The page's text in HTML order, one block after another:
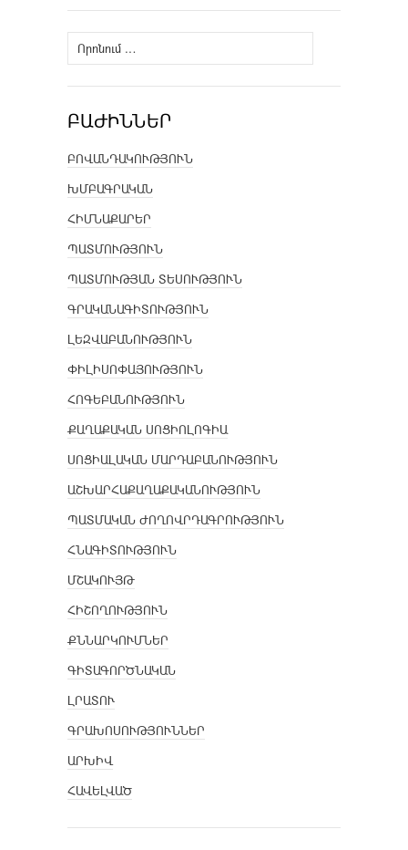
Որոնել՝
ԲԱԺԻՆՆԵՐ
ԲՈՎԱՆԴԱԿՈՒԹՅՈՒՆ
ԽՄԲԱԳՐԱԿԱՆ
ՀԻՄՆԱՔԱՐԵՐ
ՊԱՏՄՈՒԹՅՈՒՆ
ՊԱՏՄՈՒԹՅԱՆ ՏԵՍՈՒԹՅՈՒՆ
ԳՐԱԿԱՆԱԳԻՏՈՒԹՅՈՒՆ
ԼԵԶՎԱԲԱՆՈՒԹՅՈՒՆ
ՓԻԼԻՍՈՓԱՅՈՒԹՅՈՒՆ
ՀՈԳԵԲԱՆՈՒԹՅՈՒՆ
ՔԱՂԱՔԱԿԱՆ ՍՈՑԻՈԼՈԳԻԱ
ՍՈՑԻԱԼԱԿԱՆ ՄԱՐԴԱԲԱՆՈՒԹՅՈՒՆ
ԱՇԽԱՐՀԱՔԱՂԱՔԱԿԱՆՈՒԹՅՈՒՆ
ՊԱՏՄԱԿԱՆ ԺՈՂՈՎՐԴԱԳՐՈՒԹՅՈՒՆ
ՀՆԱԳԻՏՈՒԹՅՈՒՆ
ՄՇԱԿՈՒՅԹ
ՀԻՇՈՂՈՒԹՅՈՒՆ
ՔՆՆԱՐԿՈՒՄՆԵՐ
ԳԻՏԱԳՈՐԾՆԱԿԱՆ
ԼՐԱՏՈՒ
ԳՐԱԽՈՍՈՒԹՅՈՒՆՆԵՐ
ԱՐԽԻՎ
ՀԱՎԵԼՎԱԾ